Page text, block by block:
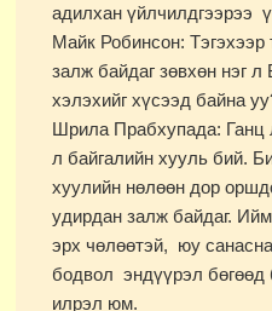
адилхан үйлчилдгээрээ
Майк Робинсон: Тэгэхээр
залж байдаг зөвхөн нэг
хэлэхийг хүсээд байна
Шрила Прабхупада: Ганц
л байгалийн хууль бий.
хуулийн нөлөөн дор
удирдан залж байдаг.
эрх чөлөөтэй, юу
бодвол эндүүрэл бөгөөд
илрэл юм.